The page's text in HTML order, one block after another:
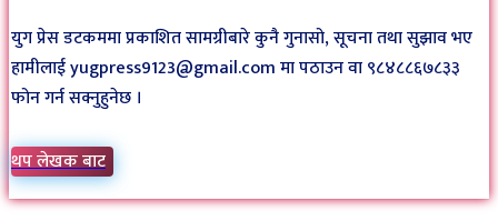
युग प्रेस डटकममा प्रकाशित सामग्रीबारे कुनै गुनासो, सूचना तथा सुझाव भए
हामीलाई yugpress9123@gmail.com मा पठाउन वा ९८४८८६७८३३
फोन गर्न सक्नुहुनेछ ।
थप लेखक बाट